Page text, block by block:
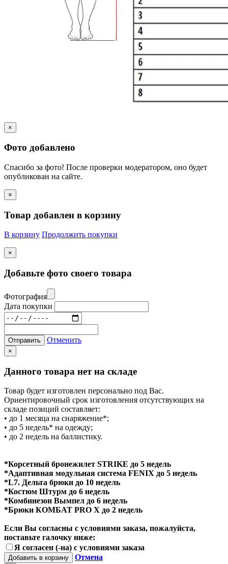
×
Фото добавлено
Спасибо за фото! После проверки модератором, оно будет
опубликован на сайте.
×
Товар добавлен в корзину
В корзину Продолжить покупки
×
Добавьте фото своего товара
Фотография
Дата покупки
Отправить Отменить
×
Данного товара нет на складе
Товар будет изготовлен персонально под Вас.
Ориентировочный срок изготовления отсутствующих на
складе позиций составляет:
• до 1 месяца на снаряжение*;
• до 5 недель* на одежду;
• до 2 недель на баллистику.
*Корсетный бронежилет STRIKE до 5 недель
*Адаптивная модульная система FENIX до 5 недель
*L7. Дельта брюки до 10 недель
*Костюм Штурм до 6 недель
*Комбинезон Вымпел до 6 недель
*Брюки КОМБАТ PRO X до 2 недель
Если Вы согласны с условиями заказа, пожалуйста,
поставьте галочку ниже:
Я согласен (-на) с условиями заказа
Добавить в корзину Отмена